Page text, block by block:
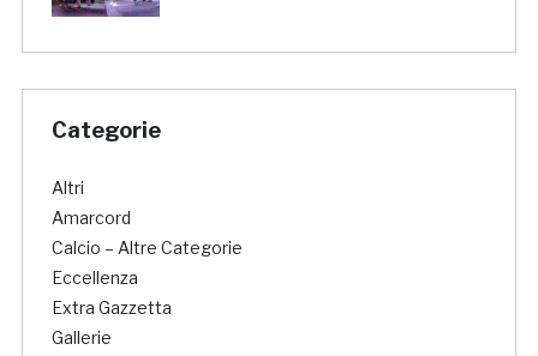
Categorie
Altri
Amarcord
Calcio – Altre Categorie
Eccellenza
Extra Gazzetta
Gallerie